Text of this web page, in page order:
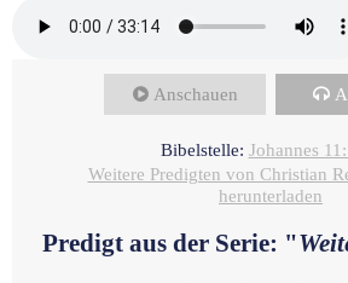
Anschauen
Bibelstelle: Johannes
Weitere Predigten von Christian
herunterladen
Predigt aus der Serie: "